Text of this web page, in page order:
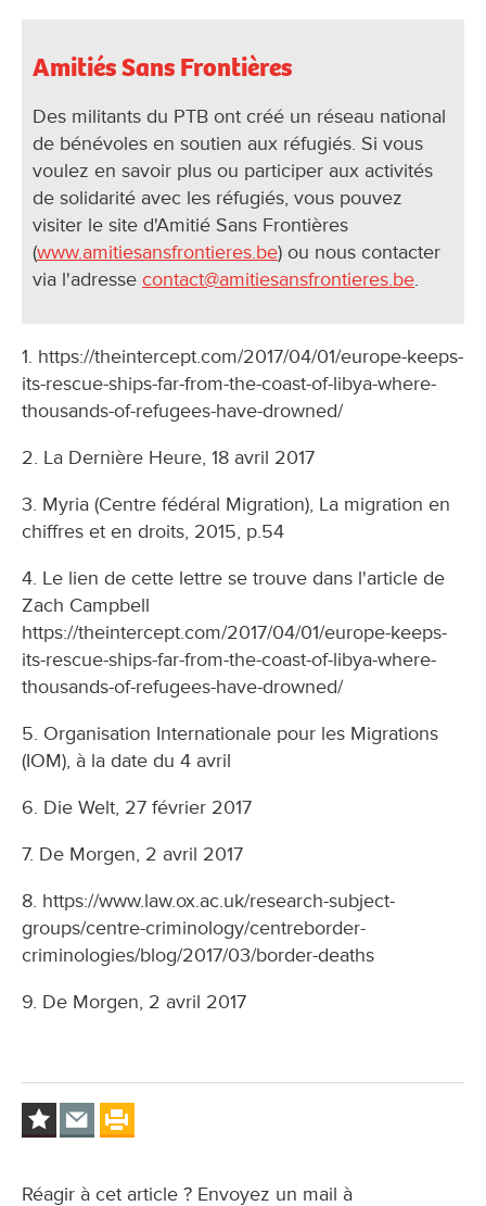
Amitiés Sans Frontières
Des militants du PTB ont créé un réseau national
de bénévoles en soutien aux réfugiés. Si vous
voulez en savoir plus ou participer aux activités
de solidarité avec les réfugiés, vous pouvez
visiter le site d'Amitié Sans Frontières
(www.amitiesansfrontieres.be) ou nous contacter
via l'adresse contact@amitiesansfrontieres.be.
1. https://theintercept.com/2017/04/01/europe-keeps-
its-rescue-ships-far-from-the-coast-of-libya-where-
thousands-of-refugees-have-drowned/
2. La Dernière Heure, 18 avril 2017
3. Myria (Centre fédéral Migration), La migration en
chiffres et en droits, 2015, p.54
4. Le lien de cette lettre se trouve dans l'article de
Zach Campbell
https://theintercept.com/2017/04/01/europe-keeps-
its-rescue-ships-far-from-the-coast-of-libya-where-
thousands-of-refugees-have-drowned/
5. Organisation Internationale pour les Migrations
(IOM), à la date du 4 avril
6. Die Welt, 27 février 2017
7. De Morgen, 2 avril 2017
8. https://www.law.ox.ac.uk/research-subject-
groups/centre-criminology/centreborder-
criminologies/blog/2017/03/border-deaths
9. De Morgen, 2 avril 2017
Réagir à cet article ? Envoyez un mail à